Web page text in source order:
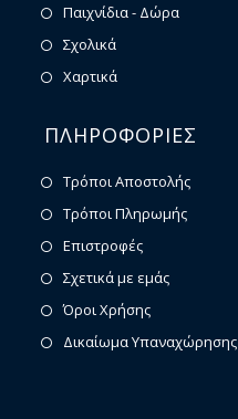
Παιχνίδια - Δώρα
Σχολικά
Χαρτικά
ΠΛΗΡΟΦΟΡΙΕΣ
Τρόποι Αποστολής
Τρόποι Πληρωμής
Επιστροφές
Σχετικά με εμάς
Όροι Χρήσης
Δικαίωμα Υπαναχώρησης